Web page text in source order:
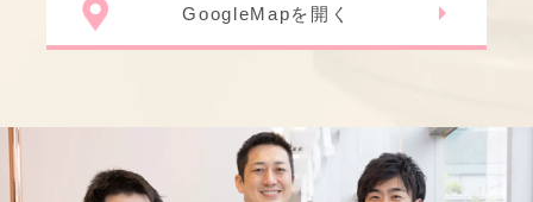
GoogleMapを開く